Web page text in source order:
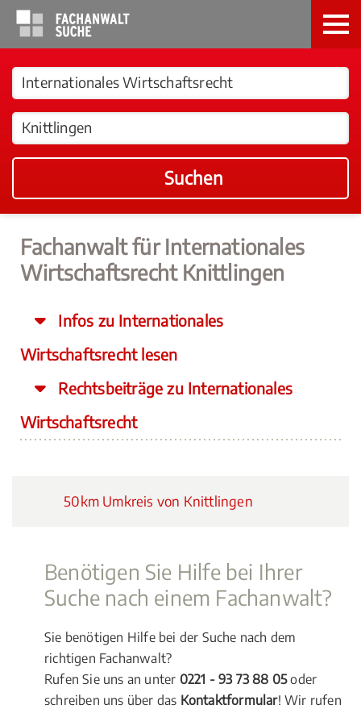
Suchen
Fachanwalt für Internationales
Wirtschaftsrecht Knittlingen
Infos zu Internationales
Wirtschaftsrecht lesen
Rechtsbeiträge zu Internationales
Wirtschaftsrecht
50km Umkreis von Knittlingen
Benötigen Sie Hilfe bei Ihrer
Suche nach einem Fachanwalt?
Sie benötigen Hilfe bei der Suche nach dem
richtigen Fachanwalt?
Rufen Sie uns an unter 0221 - 93 73 88 05oder
schreiben uns über das Kontaktformular! Wir rufen